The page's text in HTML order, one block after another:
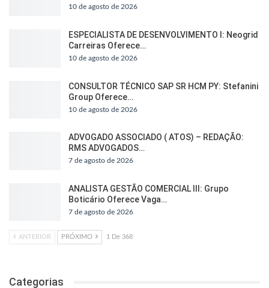
10 de agosto de 2026
ESPECIALISTA DE DESENVOLVIMENTO I: Neogrid
Carreiras Oferece…
10 de agosto de 2026
CONSULTOR TÉCNICO SAP SR HCM PY: Stefanini
Group Oferece…
10 de agosto de 2026
ADVOGADO ASSOCIADO ( ATOS) – REDAÇÃO:
RMS ADVOGADOS…
7 de agosto de 2026
ANALISTA GESTÃO COMERCIAL III: Grupo
Boticário Oferece Vaga…
7 de agosto de 2026
ANTERIOR PRÓXIMO 1 De 368
Categorias